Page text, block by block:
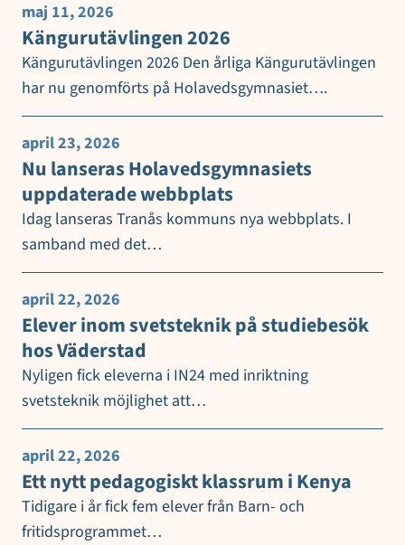
maj 11, 2026
Kängurutävlingen 2026
Kängurutävlingen 2026 Den årliga Kängurutävlingen
har nu genomförts på Holavedsgymnasiet….
april 23, 2026
Nu lanseras Holavedsgymnasiets
uppdaterade webbplats
Idag lanseras Tranås kommuns nya webbplats. I
samband med det…
april 22, 2026
Elever inom svetsteknik på studiebesök
hos Väderstad
Nyligen fick eleverna i IN24 med inriktning
svetsteknik möjlighet att…
april 22, 2026
Ett nytt pedagogiskt klassrum i Kenya
Tidigare i år fick fem elever från Barn- och
fritidsprogrammet…